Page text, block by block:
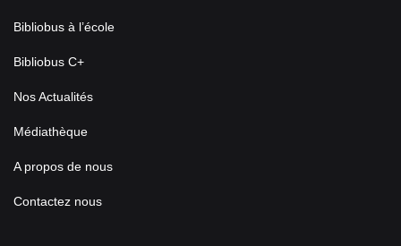
Bibliobus à l’école
Bibliobus C+
Nos Actualités
Médiathèque
A propos de nous
Contactez nous